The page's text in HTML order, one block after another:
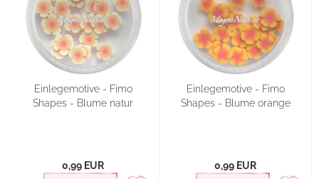
Einlegemotive - Fimo
Shapes - Blume natur
0,99 EUR
Einlegemotive - Fimo
Shapes - Blume orange
0,99 EUR